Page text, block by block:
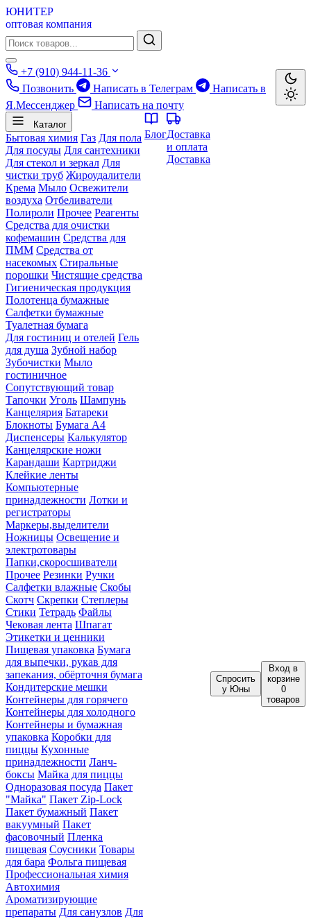
ЮНИТЕР
оптовая компания
+7 (910) 944-11-36
Позвонить
Написать в Телеграм
Написать в
Я.Мессенджер
Написать на почту
Каталог
Бытовая химия Газ Для пола
Для посуды Для сантехники
Для стекол и зеркал Для
чистки труб Жироудалители
Крема Мыло Освежители
воздуха Отбеливатели
Полироли Прочее Реагенты
Средства для очистки
кофемашин Средства для
ПММ Средства от
насекомых Стиральные
порошки Чистящие средства
Гигиеническая продукция
Полотенца бумажные
Салфетки бумажные
Туалетная бумага
Для гостиниц и отелей Гель
для душа Зубной набор
Зубочистки Мыло
гостиничное
Сопутствующий товар
Тапочки Уголь Шампунь
Канцелярия Батареки
Блокноты Бумага А4
Диспенсеры Калькулятор
Канцелярские ножи
Карандаши Картриджи
Клейкие ленты
Компьютерные
принадлежности Лотки и
регистраторы
Маркеры,выделители
Ножницы Освещение и
электротовары
Папки,скоросшиватели
Прочее Резинки Ручки
Салфетки влажные Скобы
Скотч Скрепки Степлеры
Стики Тетрадь Файлы
Чековая лента Шпагат
Этикетки и ценники
Пищевая упаковка Бумага
для выпечки, рукав для
запекания, обёрточня бумага
Кондитерские мешки
Контейнеры для горячего
Контейнеры для холодного
Контейнеры и бумажная
упаковка Коробки для
пиццы Кухонные
принадлежности Ланч-
боксы Майка для пиццы
Одноразовая посуда Пакет
"Майка" Пакет Zip-Lock
Пакет бумажный Пакет
вакуумный Пакет
фасовочный Пленка
пищевая Соусники Товары
для бара Фольга пищевая
Профессиональная химия
Автохимия
Ароматизирующие
препараты Для санузлов Для
БлогДоставка
и оплата
Доставка
Спросить
у Юны
Вход в
корзине
0
товаров